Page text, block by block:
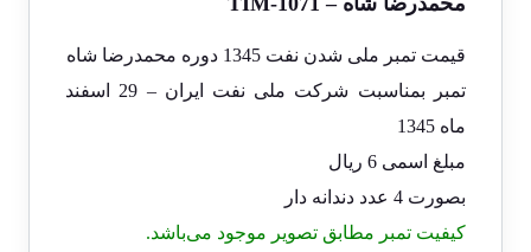
قیمت تمبر ملی شدن نفت 1345 دوره محمدرضا شاه
تمبر بمناسبت شرکت ملی نفت ایران – 29 اسفند
ماه 1345
مبلغ اسمی 6 ریال
بصورت 4 عدد دندانه دار
کیفیت تمبر مطابق تصویر موجود می‌باشد.